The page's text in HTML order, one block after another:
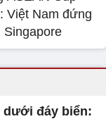
Việt Nam đứng
Singapore
dưới đáy biển: